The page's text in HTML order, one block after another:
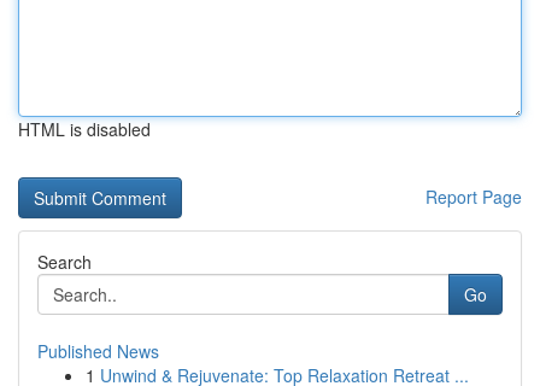
HTML is disabled
Report Page
Search
Go
Published News
1 Unwind & Rejuvenate: Top Relaxation Retreat ...